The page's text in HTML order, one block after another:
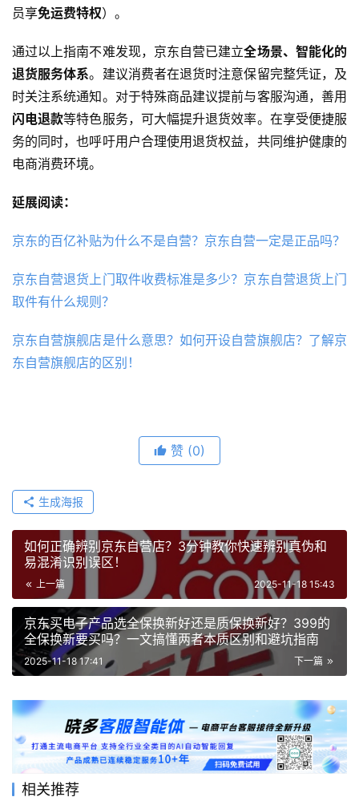
员享免运费特权）。
通过以上指南不难发现，京东自营已建立全场景、智能化的
退货服务体系。建议消费者在退货时注意保留完整凭证，及
时关注系统通知。对于特殊商品建议提前与客服沟通，善用
闪电退款等特色服务，可大幅提升退货效率。在享受便捷服
务的同时，也呼吁用户合理使用退货权益，共同维护健康的
电商消费环境。
延展阅读：
京东的百亿补贴为什么不是自营？京东自营一定是正品吗？
京东自营退货上门取件收费标准是多少？京东自营退货上门
取件有什么规则？
京东自营旗舰店是什么意思？如何开设自营旗舰店？了解京
东自营旗舰店的区别！
赞 (0)
生成海报
如何正确辨别京东自营店？3分钟教你快速辨别真伪和
易混淆识别误区！
上一篇 2025-11-18 15:43
京东买电子产品选全保换新好还是质保换新好？399的
全保换新要买吗？一文搞懂两者本质区别和避坑指南
下一篇
2025-11-18 17:41
相关推荐